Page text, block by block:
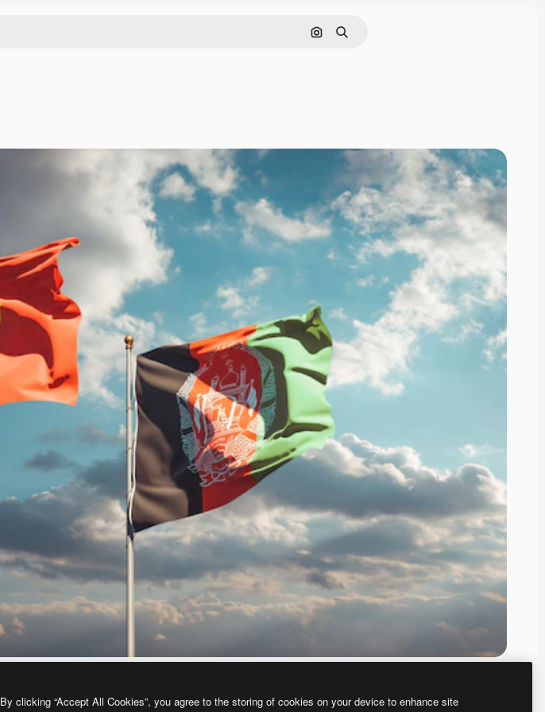
画像で検索
検索
By clicking “Accept All Cookies”, you agree to the storing of cookies on your device to enhance site